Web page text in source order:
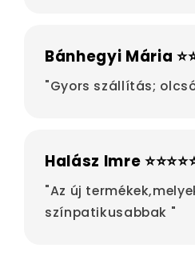
Bánhegyi Mária
"Gyors szállítás;
Halász Imre
"Az új
színpatikusabbak "